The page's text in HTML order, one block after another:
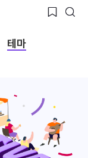
테마